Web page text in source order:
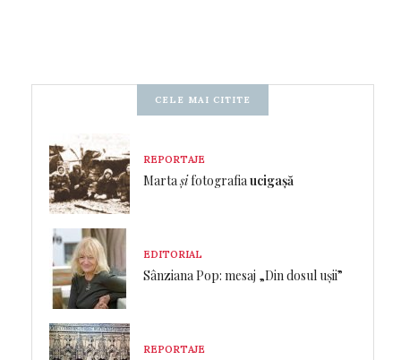
CELE MAI CITITE
REPORTAJE
Martașifotografiaucigașă
EDITORIAL
Sânziana Pop: mesaj „Din dosul ușii”
REPORTAJE